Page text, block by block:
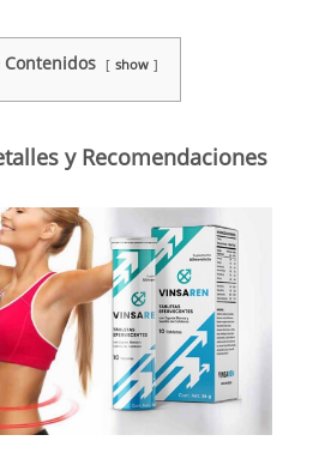
show
y Recomendaciones